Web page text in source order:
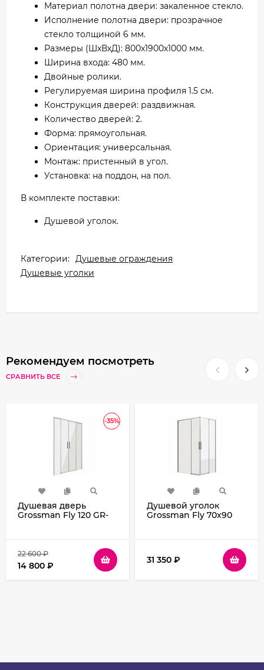
Материал полотна двери: закаленное стекло.
Исполнение полотна двери: прозрачное
стекло толщиной 6 мм.
Размеры (ШхВхД): 800x1900х1000 мм.
Ширина входа: 480 мм.
Двойные ролики.
Регулируемая ширина профиля 1.5 см.
Конструкция дверей: раздвижная.
Количество дверей: 2.
Форма: прямоугольная.
Ориентация: универсальная.
Монтаж: пристенный в угол.
Установка: на поддон, на пол.
В комплекте поставки:
Душевой уголок.
Категории: Душевые ограждения
Душевые уголки
Рекомендуем посмотреть
СРАВНИТЬ ВСЕ
-35%
Душевая дверь
Grossman Fly 120 GR-
22 600₽
14 800 ₽
Душевой уголок
Grossman Fly 70х90
31 350 ₽